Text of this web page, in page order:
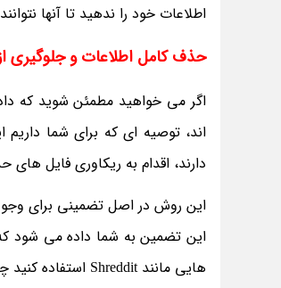
اطلاعات خود را ندهید تا آنها
حذف کامل اطلاعات و جلوگیری
اگر می خواهید مطمئن شوید که
اند، توصیه ای که برای شما
دارند، اقدام به ریکاوری فایل
این روش در اصل تضمینی برای
این تضمین به شما داده می شود
هایی مانند Shreddit استفاده کنید چرا که این برنامه می تواند اطلاعات شما را بصورت کامل از حافظه داخلی و خارجی دستگاه حذف کند.